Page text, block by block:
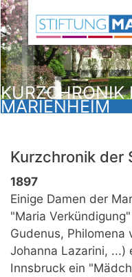
KURZCHRONIK
MARIENHEIM
Kurzchronik der
1897
Einige Damen der
"Maria
Gudenus, Philomena
Johanna Lazarini, ...)
Innsbruck ein